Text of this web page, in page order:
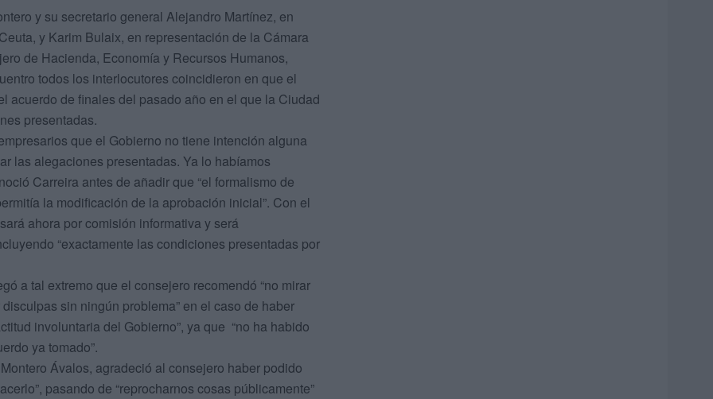
y su secretario general Alejandro Martínez, en
y Karim Bulaix, en representación de la Cámara
de Hacienda, Economía y Recursos Humanos,
todos los interlocutores coincidieron en que el
acuerdo de finales del pasado año en el que la Ciudad
presentadas.
que el Gobierno no tiene intención alguna
las alegaciones presentadas. Ya lo habíamos
Carreira antes de añadir que “el formalismo de
la modificación de la aprobación inicial”. Con el
ahora por comisión informativa y será
“exactamente las condiciones presentadas por
a tal extremo que el consejero recomendó “no mirar
sin ningún problema” en el caso de haber
involuntaria del Gobierno”, ya que “no ha habido
ya tomado”.
Ávalos, agradeció al consejero haber podido
pasando de “reprocharnos cosas públicamente”